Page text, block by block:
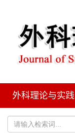
外科理论与实践